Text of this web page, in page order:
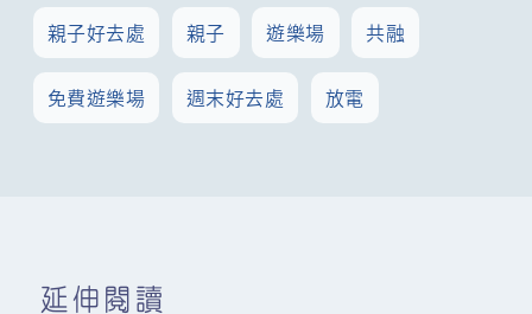
親子好去處 親子 遊樂場 共融
免費遊樂場 週末好去處 放電
延伸閱讀